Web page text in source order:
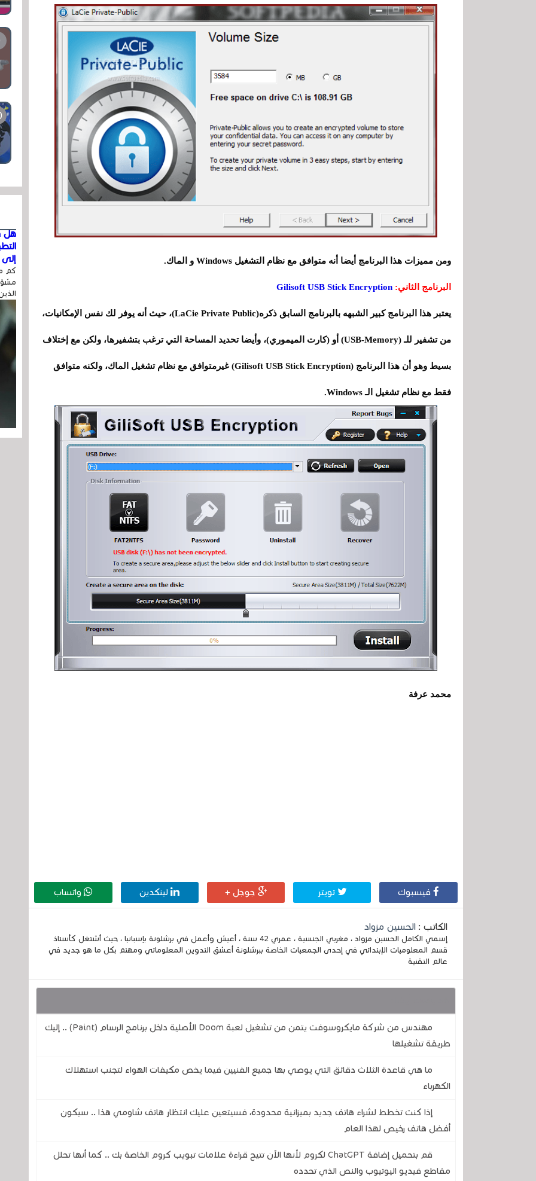
ومن مميزات هذا البرنامج أيضا أنه متوافق مع نظام التشغيل Windows و الماك.
البرنامج الثاني: Gilisoft USB Stick Encryption
يعتبر هذا البرنامج كبير الشبهه بالبرنامج السابق ذكره(LaCie Private Public)، حيث أنه يوفر لك نفس الإمكانيات،
من تشفير للـ (USB-Memory) أو (كارت الميموري)، وأيضا تحديد المساحة التي ترغب بتشفيرها، ولكن مع إختلاف
بسيط وهو أن هذا البرنامج (Gilisoft USB Stick Encryption) غيرمتوافق مع نظام تشغيل الماك، ولكنه متوافق
فقط مع نظام تشغيل الـ Windows.
محمد عرفة
فيسبوك تويتر جوجل + لينكدين واتساب
الكاتب : الحسين مزواد
إسمي الكامل الحسين مزواد ، مغربي الجنسية ، عمري 42 سنة ، أعيش وأعمل في برشلونة بإسبانيا ، حيث أشتغل كأستاذ
قسم المعلوميات الإبتدائي في إحدى الجمعيات الخاصة ببرشلونة أعشق التدوين المعلوماتي ومهتم بكل ما هو جديد في
عالم التقنية
مهندس من شركة مايكروسوفت يتمن من تشغيل لعبة Doom الأصلية داخل برنامج الرسام (Paint) .. إليك
طريقة تشغيلها
ما هي قاعدة الثلاث دقائق التي يوصي بها جميع الفنيين فيما يخص مكيفات الهواء لتجنب استهلاك
الكهرباء
إذا كنت تخطط لشراء هاتف جديد بميزانية محدودة، فسيتعين عليك انتظار هاتف شاومي هذا .. سيكون
أفضل هاتف رخيص لهذا العام
قم بتحميل إضافة ChatGPT لكروم لأنها الآن تتيح قراءة علامات تبويب كروم الخاصة بك .. كما أنها تحلل
مقاطع فيديو اليوتيوب والنص الذي تحدده
هل
إلى
كم